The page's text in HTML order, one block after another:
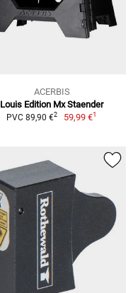
ACERBIS
Louis Edition Mx Staender
PVC 89,90 €2 59,99 €1